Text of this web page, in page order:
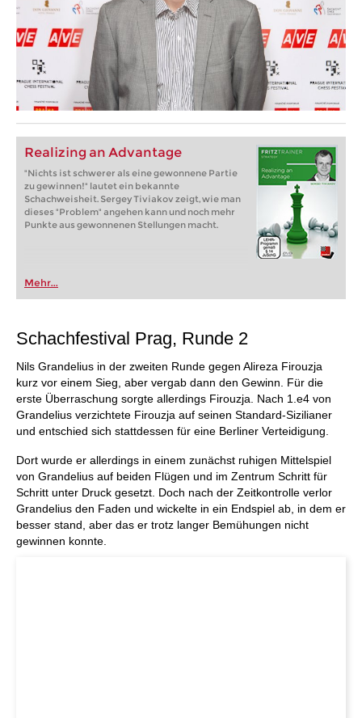
Realizing an Advantage
"Nichts ist schwerer als eine gewonnene Partie
zu gewinnen!" lautet ein bekannte
Schachweisheit. Sergey Tiviakov zeigt, wie man
dieses "Problem" angehen kann und noch mehr
Punkte aus gewonnenen Stellungen macht.
Mehr...
Schachfestival Prag, Runde 2
Nils Grandelius in der zweiten Runde gegen Alireza Firouzja
kurz vor einem Sieg, aber vergab dann den Gewinn. Für die
erste Überraschung sorgte allerdings Firouzja. Nach 1.e4 von
Grandelius verzichtete Firouzja auf seinen Standard-Sizilianer
und entschied sich stattdessen für eine Berliner Verteidigung.
Dort wurde er allerdings in einem zunächst ruhigen Mittelspiel
von Grandelius auf beiden Flügen und im Zentrum Schritt für
Schritt unter Druck gesetzt. Doch nach der Zeitkontrolle verlor
Grandelius den Faden und wickelte in ein Endspiel ab, in dem er
besser stand, aber das er trotz langer Bemühungen nicht
gewinnen konnte.